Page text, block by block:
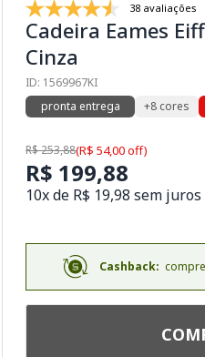
38 avaliações
Cadeira Eames
Cinza
ID: 1569967KI
pronta entrega
+8 cores
R$ 253,88(R$ 54,00 off)
R$ 199,88
10x de R$ 19,98 sem juros
Cashback: